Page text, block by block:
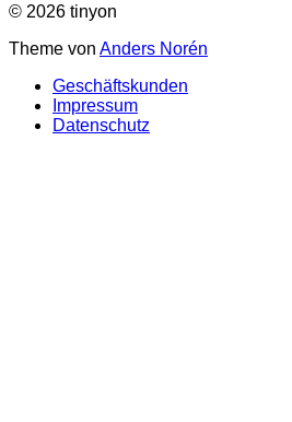
© 2026 tinyon
Theme von Anders Norén
Geschäftskunden
Impressum
Datenschutz